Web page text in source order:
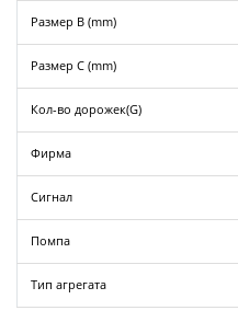
Размер B (mm)
Размер C (mm)
Кол-во дорожек(G)
Фирма
Сигнал
Помпа
Тип агрегата